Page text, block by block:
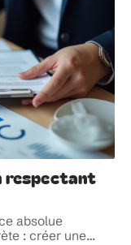
respectant
absolue
: créer une…